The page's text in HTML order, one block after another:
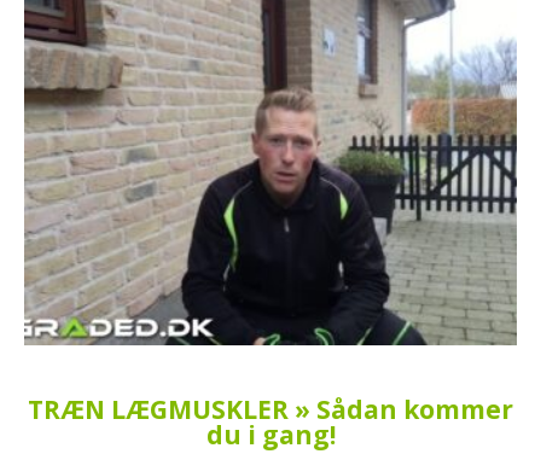
TRÆN LÆGMUSKLER » Sådan kommer
du i gang!